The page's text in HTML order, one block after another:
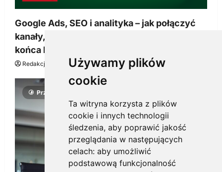
Używamy plików
cookie
Ta witryna korzysta z plików
cookie i innych technologii
śledzenia, aby poprawić jakość
przeglądania w następujących
celach: aby umożliwić
podstawową funkcjonalność
Google Ads, SEO i analityka – jak połączyć
kanały, żeby reklama pracowała dłużej niż do
końca budżetu
Redakcja KnowMore.pl 20 marca, 2026 0
Przeczytano 4 minut